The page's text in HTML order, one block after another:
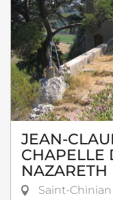
JEAN-
CHAPELLE
NAZARETH
Saint-Chinian